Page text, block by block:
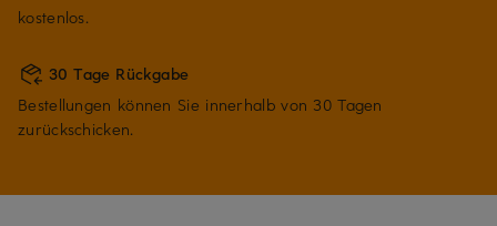
kostenlos.
30 Tage Rückgabe
Bestellungen können Sie innerhalb von 30 Tagen
zurückschicken.